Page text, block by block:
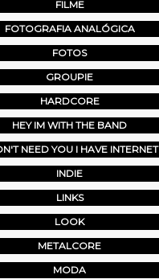
FILME
FOTOGRAFIA ANALÓGICA
FOTOS
GROUPIE
HARDCORE
HEY IM WITH THE BAND
NEED YOU I HAVE INTERNET
INDIE
LINKS
LOOK
METALCORE
MODA